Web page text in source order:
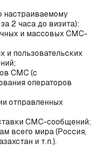
настраиваемому
2 часа до визита);
и массовых СМС-
и пользовательских
СМС (с
операторов
отправленных
СМС-сообщений;
всего мира (Россия,
и т.п.).